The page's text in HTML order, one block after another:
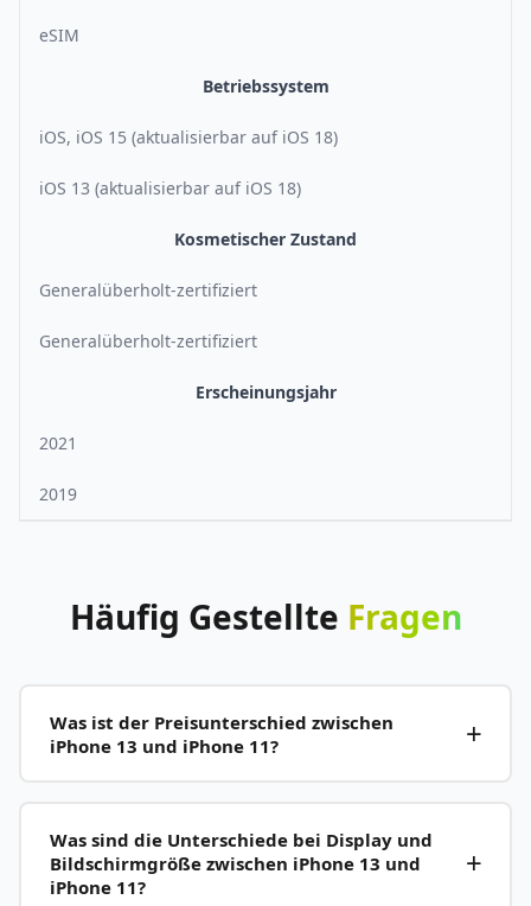
eSIM
Betriebssystem
iOS, iOS 15 (aktualisierbar auf iOS 18)
iOS 13 (aktualisierbar auf iOS 18)
Kosmetischer Zustand
Generalüberholt-zertifiziert
Generalüberholt-zertifiziert
Erscheinungsjahr
2021
2019
Häufig Gestellte Fragen
Was ist der Preisunterschied zwischen
iPhone 13 und iPhone 11?
Was sind die Unterschiede bei Display und
Bildschirmgröße zwischen iPhone 13 und
iPhone 11?